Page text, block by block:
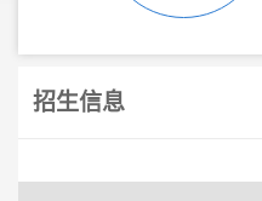
招生信息